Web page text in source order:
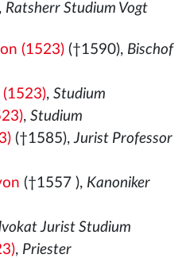
Ratsherr Studium Vogt
(1523)(†1590), Bischof
(1523), Studium
, Studium
(†1585),Jurist Professor
(†1557 ), Kanoniker
Jurist Studium
, Priester